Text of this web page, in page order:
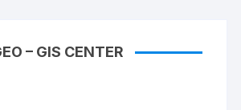
– GIS CENTER